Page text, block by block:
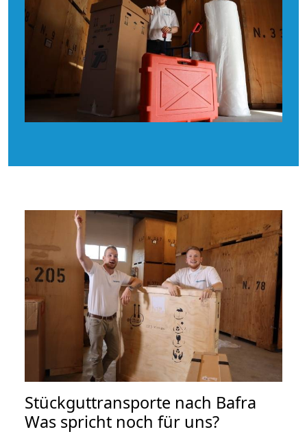
Stückguttransporte nach Bafra
Was spricht noch für uns?